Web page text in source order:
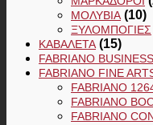
ΜΟΛΎΒΙΑ (10)
ΞΥΛΟΜΠΟΓΙΈΣ
ΚΑΒΑΛΈΤΑ (15)
FABRIANO BUSINESS
FABRIANO FINE
FABRIANO
FABRIANO
FABRIANO